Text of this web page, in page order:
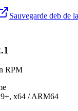
Sauvegarde deb de
RPM
x64 / ARM64